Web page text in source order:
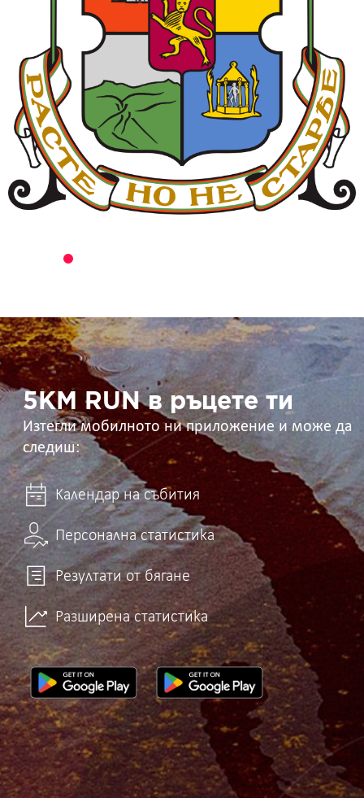
5KM
RUN
в
ръцете
ти 5KM RUN в ръцете ти
Изтегли мобилното ни приложение и може да
следиш:
Календар на събития
Персонална статистика
Резултати от бягане
Разширена статистика